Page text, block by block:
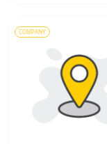
COMPANY